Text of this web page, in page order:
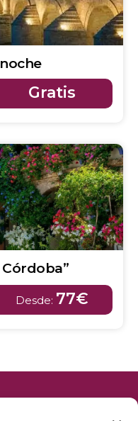
Gratis
Desde: 77€